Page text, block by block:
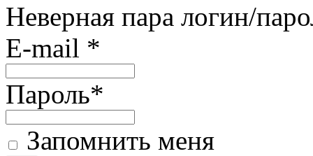
Неверная пара логин/
E-mail *
Пароль*
Запомнить меня